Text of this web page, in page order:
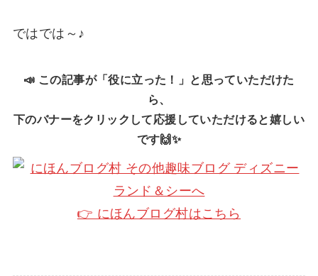
ではでは～♪
📣 この記事が「役に立った！」と思っていただけた
ら、
下のバナーをクリックして応援していただけると嬉しい
です🙌✨
👉 にほんブログ村はこちら